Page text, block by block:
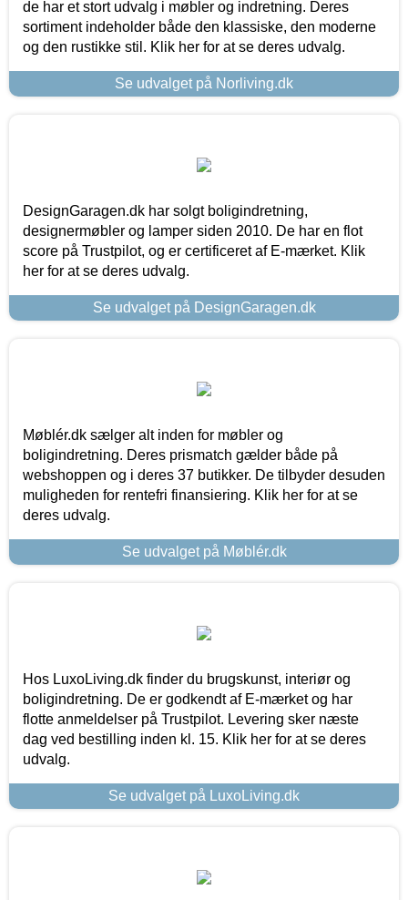
de har et stort udvalg i møbler og indretning. Deres
sortiment indeholder både den klassiske, den moderne
og den rustikke stil. Klik her for at se deres udvalg.
Se udvalget på Norliving.dk
DesignGaragen.dk har solgt boligindretning,
designermøbler og lamper siden 2010. De har en flot
score på Trustpilot, og er certificeret af E-mærket. Klik
her for at se deres udvalg.
Se udvalget på DesignGaragen.dk
Møblér.dk sælger alt inden for møbler og
boligindretning. Deres prismatch gælder både på
webshoppen og i deres 37 butikker. De tilbyder desuden
muligheden for rentefri finansiering. Klik her for at se
deres udvalg.
Se udvalget på Møblér.dk
Hos LuxoLiving.dk finder du brugskunst, interiør og
boligindretning. De er godkendt af E-mærket og har
flotte anmeldelser på Trustpilot. Levering sker næste
dag ved bestilling inden kl. 15. Klik her for at se deres
udvalg.
Se udvalget på LuxoLiving.dk